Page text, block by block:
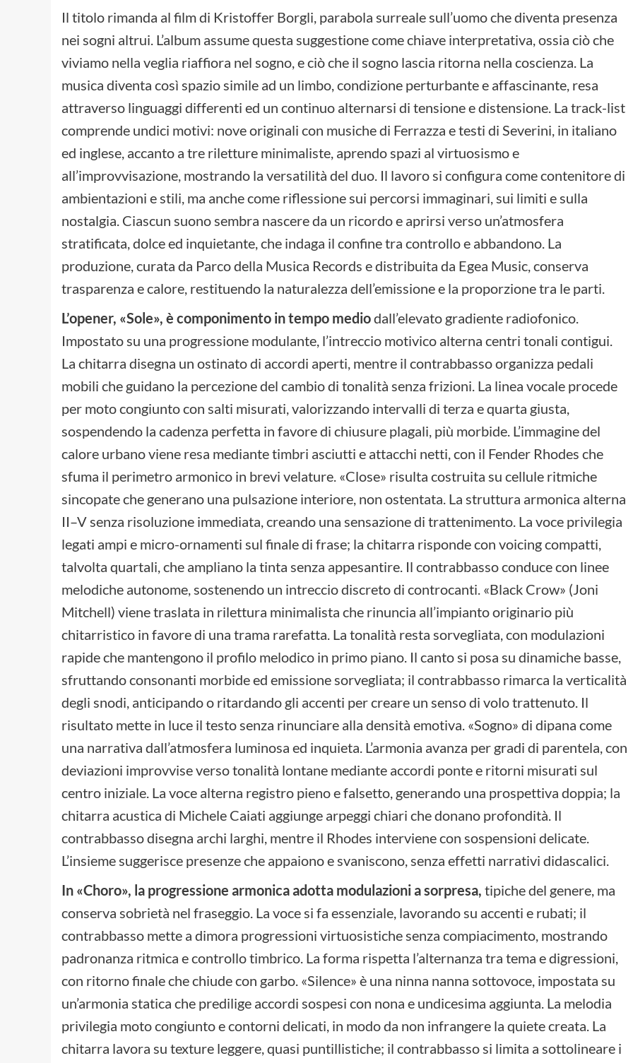
Il titolo rimanda al film di Kristoffer Borgli, parabola surreale sull’uomo che diventa presenza
nei sogni altrui. L’album assume questa suggestione come chiave interpretativa, ossia ciò che
viviamo nella veglia riaffiora nel sogno, e ciò che il sogno lascia ritorna nella coscienza. La
musica diventa così spazio simile ad un limbo, condizione perturbante e affascinante, resa
attraverso linguaggi differenti ed un continuo alternarsi di tensione e distensione. La track-list
comprende undici motivi: nove originali con musiche di Ferrazza e testi di Severini, in italiano
ed inglese, accanto a tre riletture minimaliste, aprendo spazi al virtuosismo e
all’improvvisazione, mostrando la versatilità del duo. Il lavoro si configura come contenitore di
ambientazioni e stili, ma anche come riflessione sui percorsi immaginari, sui limiti e sulla
nostalgia. Ciascun suono sembra nascere da un ricordo e aprirsi verso un’atmosfera
stratificata, dolce ed inquietante, che indaga il confine tra controllo e abbandono. La
produzione, curata da Parco della Musica Records e distribuita da Egea Music, conserva
trasparenza e calore, restituendo la naturalezza dell’emissione e la proporzione tra le parti.
L’opener, «Sole», è componimento in tempo mediodall’elevato gradiente radiofonico.
Impostato su una progressione modulante, l’intreccio motivico alterna centri tonali contigui.
La chitarra disegna un ostinato di accordi aperti, mentre il contrabbasso organizza pedali
mobili che guidano la percezione del cambio di tonalità senza frizioni. La linea vocale procede
per moto congiunto con salti misurati, valorizzando intervalli di terza e quarta giusta,
sospendendo la cadenza perfetta in favore di chiusure plagali, più morbide. L’immagine del
calore urbano viene resa mediante timbri asciutti e attacchi netti, con il Fender Rhodes che
sfuma il perimetro armonico in brevi velature. «Close» risulta costruita su cellule ritmiche
sincopate che generano una pulsazione interiore, non ostentata. La struttura armonica alterna
II–V senza risoluzione immediata, creando una sensazione di trattenimento. La voce privilegia
legati ampi e micro-ornamenti sul finale di frase; la chitarra risponde con voicing compatti,
talvolta quartali, che ampliano la tinta senza appesantire. Il contrabbasso conduce con linee
melodiche autonome, sostenendo un intreccio discreto di controcanti. «Black Crow» (Joni
Mitchell) viene traslata in rilettura minimalista che rinuncia all’impianto originario più
chitarristico in favore di una trama rarefatta. La tonalità resta sorvegliata, con modulazioni
rapide che mantengono il profilo melodico in primo piano. Il canto si posa su dinamiche basse,
sfruttando consonanti morbide ed emissione sorvegliata; il contrabbasso rimarca la verticalità
degli snodi, anticipando o ritardando gli accenti per creare un senso di volo trattenuto. Il
risultato mette in luce il testo senza rinunciare alla densità emotiva. «Sogno» di dipana come
una narrativa dall’atmosfera luminosa ed inquieta. L’armonia avanza per gradi di parentela, con
deviazioni improvvise verso tonalità lontane mediante accordi ponte e ritorni misurati sul
centro iniziale. La voce alterna registro pieno e falsetto, generando una prospettiva doppia; la
chitarra acustica di Michele Caiati aggiunge arpeggi chiari che donano profondità. Il
contrabbasso disegna archi larghi, mentre il Rhodes interviene con sospensioni delicate.
L’insieme suggerisce presenze che appaiono e svaniscono, senza effetti narrativi didascalici.
In «Choro», la progressione armonica adotta modulazioni a sorpresa, tipiche del genere, ma
conserva sobrietà nel fraseggio. La voce si fa essenziale, lavorando su accenti e rubati; il
contrabbasso mette a dimora progressioni virtuosistiche senza compiacimento, mostrando
padronanza ritmica e controllo timbrico. La forma rispetta l’alternanza tra tema e digressioni,
con ritorno finale che chiude con garbo. «Silence» è una ninna nanna sottovoce, impostata su
un’armonia statica che predilige accordi sospesi con nona e undicesima aggiunta. La melodia
privilegia moto congiunto e contorni delicati, in modo da non infrangere la quiete creata. La
chitarra lavora su texture leggere, quasi puntillistiche; il contrabbasso si limita a sottolineare i